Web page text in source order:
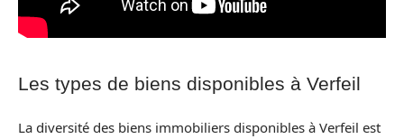
Les types de biens disponibles à Verfeil
La diversité des biens immobiliers disponibles à Verfeil est